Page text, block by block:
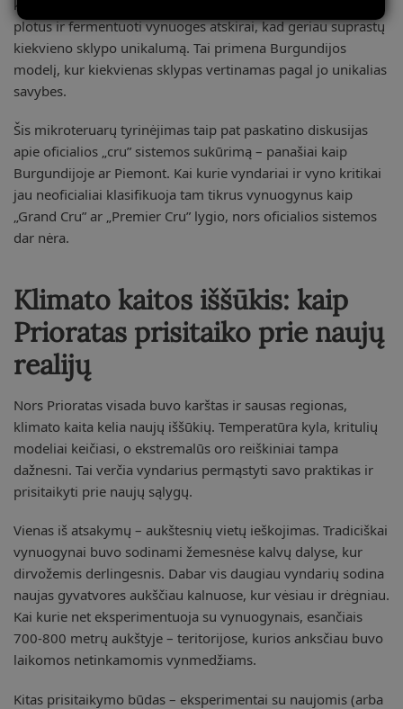
kurie netgi pradėjo skirstyti savo vynuogynus į mažesnius
plotus ir fermentuoti vynuoges atskirai, kad geriau suprastų
kiekvieno sklypo unikalumą. Tai primena Burgundijos
modelį, kur kiekvienas sklypas vertinamas pagal jo unikalias
savybes.
Šis mikroteruarų tyrinėjimas taip pat paskatino diskusijas
apie oficialios „cru” sistemos sukūrimą – panašiai kaip
Burgundijoje ar Piemont. Kai kurie vyndariai ir vyno kritikai
jau neoficialiai klasifikuoja tam tikrus vynuogynus kaip
„Grand Cru” ar „Premier Cru” lygio, nors oficialios sistemos
dar nėra.
Klimato kaitos iššūkis: kaip
Prioratas prisitaiko prie naujų
realijų
Nors Prioratas visada buvo karštas ir sausas regionas,
klimato kaita kelia naujų iššūkių. Temperatūra kyla, kritulių
modeliai keičiasi, o ekstremalūs oro reiškiniai tampa
dažnesni. Tai verčia vyndarius permąstyti savo praktikas ir
prisitaikyti prie naujų sąlygų.
Vienas iš atsakymų – aukštesnių vietų ieškojimas. Tradiciškai
vynuogynai buvo sodinami žemesnėse kalvų dalyse, kur
dirvožemis derlingesnis. Dabar vis daugiau vyndarių sodina
naujas gyvatvores aukščiau kalnuose, kur vėsiau ir drėgniau.
Kai kurie net eksperimentuoja su vynuogynais, esančiais
700-800 metrų aukštyje – teritorijose, kurios anksčiau buvo
laikomos netinkamomis vynmedžiams.
Kitas prisitaikymo būdas – eksperimentai su naujomis (arba